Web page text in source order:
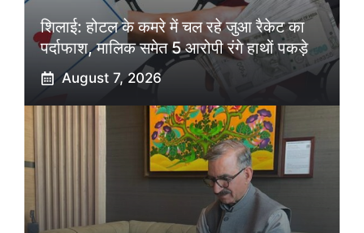
शिलाई: होटल के कमरे में चल रहे जुआ रैकेट का
पर्दाफाश, मालिक समेत 5 आरोपी रंगे हाथों पकड़े
August 7, 2026